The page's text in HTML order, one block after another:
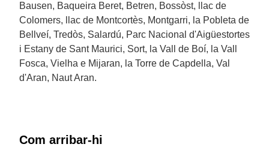
Bausen, Baqueira Beret, Betren, Bossòst, llac de
Colomers, llac de Montcortès, Montgarri, la Pobleta de
Bellveí, Tredòs, Salardú, Parc Nacional d'Aigüestortes
i Estany de Sant Maurici, Sort, la Vall de Boí, la Vall
Fosca, Vielha e Mijaran, la Torre de Capdella, Val
d'Aran, Naut Aran.
Com arribar-hi